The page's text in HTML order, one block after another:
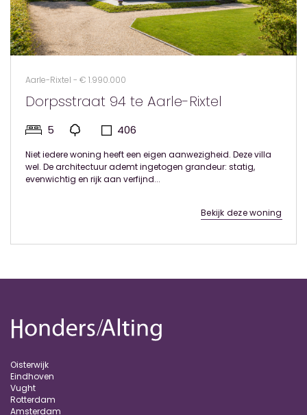
Aarle-Rixtel - € 1.990.000
Dorpsstraat 94 te Aarle-Rixtel
5 406
Niet iedere woning heeft een eigen aanwezigheid. Deze villa
wel. De architectuur ademt ingetogen grandeur: statig,
evenwichtig en rijk aan verfijnd...
Bekijk deze woning
Oisterwijk
Eindhoven
Vught
Rotterdam
Amsterdam